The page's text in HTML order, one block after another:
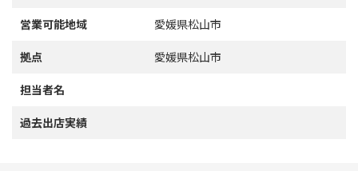
営業可能地域 愛媛県松山市
拠点 愛媛県松山市
担当者名
過去出店実績